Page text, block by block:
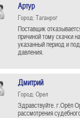
Артур
Город: Таганрог
Поставщик
причиной тому скачки
указанный период и
давления.
Дмитрий
Город: Орел
Здравствуйте. г.Орёл
рассмотрения